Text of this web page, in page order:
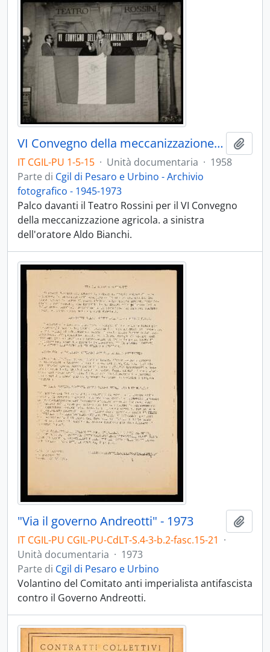
VI Convegno della meccanizzazione agricola - 1958
IT CGIL-PU 1-5-15 · Unità documentaria · 1958
Parte di Cgil di Pesaro e Urbino - Archivio
fotografico - 1945-1973
Palco davanti il Teatro Rossini per il VI Convegno
della meccanizzazione agricola. a sinistra
dell'oratore Aldo Bianchi.
"Via il governo Andreotti" - 1973
IT CGIL-PU CGIL-PU-CdLT-S.4-3-b.2-fasc.15-21 ·
Unità documentaria · 1973
Parte di Cgil di Pesaro e Urbino
Volantino del Comitato anti imperialista antifascista
contro il Governo Andreotti.